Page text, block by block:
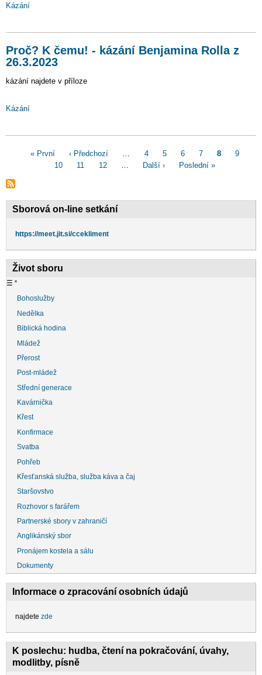
Kázání
Proč? K čemu! - kázání Benjamina Rolla z
26.3.2023
kázání najdete v příloze
Kázání
Pagination
First
« První
Předchozí
stránka
‹ Předchozí Page
4 Page
5 Page
6 Page
7
Aktuální
8 Page
9
10
Page
11 Page
12
Následující
Další ›
Poslední
Poslední »
Sborová on-line setkání
https://meet.jit.si/ccekliment
Život sboru
☰ ˟
Bohoslužby
Nedělka
Biblická hodina
Mládež
Přerost
Post-mládež
Střední generace
Kavárnička
Křest
Konfirmace
Svatba
Pohřeb
Křesťanská služba, služba káva a čaj
Staršovstvo
Rozhovor s farářem
Partnerské sbory v zahraničí
Anglikánský sbor
Pronájem kostela a sálu
Dokumenty
Informace o zpracování osobních údajů
najdete zde
K poslechu: hudba, čtení na pokračování, úvahy,
modlitby, písně